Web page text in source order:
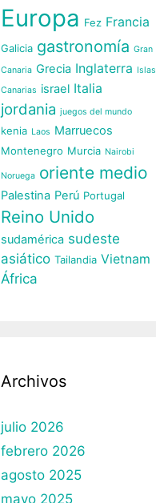
Europa Fez Francia
Galicia gastronomía Gran
Canaria Grecia Inglaterra Islas
Canarias israel Italia
jordania juegos del mundo
kenia Laos Marruecos
Montenegro Murcia Nairobi
Noruega oriente medio
Palestina Perú Portugal
Reino Unido
sudamérica sudeste
asiático Tailandia Vietnam
África
Archivos
julio 2026
febrero 2026
agosto 2025
mayo 2025